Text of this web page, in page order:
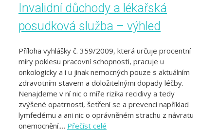
Invalidní důchody a lékařská
posudková služba – výhled
Příloha vyhlášky č. 359/2009, která určuje procentní
míry poklesu pracovní schopnosti, pracuje u
onkologicky a i u jinak nemocných pouze s aktuálním
zdravotním stavem a doložitelnými dopady léčby.
Nenajdeme v ní nic o míře rizika recidivy a tedy
zvýšené opatrnosti, šetření se a prevenci například
lymfedému a ani nic o oprávněném strachu z návratu
onemocnění.… Přečíst celé